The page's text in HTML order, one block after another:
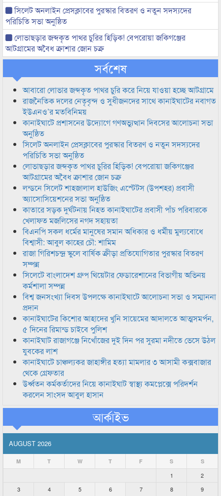
সিলেট অনলাইন প্রেসক্লাবের পুরস্কার বিতরণ ও নতুন সদস্যদের
পরিচিতি সভা অনুষ্ঠিত
লোভাছড়ার জব্দকৃত পাথর চুরির হিড়িক! বেপরোয়া জকিগঞ্জের
আটগ্রামের অবৈধ ক্রাশার জোন চক্র
সর্বশেষ
আবারো লোভার জব্দকৃত পাথর চুরি করে নিয়ে যাওয়া হচ্ছে আটগ্রামে
রাজনৈতিক দলের নেতৃবৃন্দ ও সুধীজনদের সাথে কানাইঘাটের নবাগত
ইউএনও’র মতবিনিময়
কানাইঘাটে প্রশাসনের উদ্যোগে গণঅভ্যুত্থান দিবসের আলোচনা সভা
অনুষ্ঠিত
সিলেট অনলাইন প্রেসক্লাবের পুরস্কার বিতরণ ও নতুন সদস্যদের
পরিচিতি সভা অনুষ্ঠিত
লোভাছড়ার জব্দকৃত পাথর চুরির হিড়িক! বেপরোয়া জকিগঞ্জের
আটগ্রামের অবৈধ ক্রাশার জোন চক্র
লন্ডনে সিলেট শাহজালাল হাউজিং এস্টেটস (উপশহর) প্রবাসী
অ্যাসোসিয়েশনের সভা অনুষ্ঠিত
কাতারে সড়ক দুর্ঘটনায় নিহত কানাইঘাটের প্রবাসী পাঁচ পরিবারকে
খেলাফত মজলিসের নগদ সহায়তা
বিএনপি সকল ধর্মের মানুষের সমান অধিকার ও ধর্মীয় মুল্যবোধে
বিশ্বাসী: আবুল কাহের চৌ: শামিম
রাজা গিরিশচন্দ্র স্কুলে বার্ষিক ক্রীড়া প্রতিযোগিতার পুরস্কার বিতরণ
সম্পন্ন
সিলেটে বাংলাদেশ গ্রুপ থিয়েটার ফেডারেশানের বিভাগীয় অভিনয়
কর্মশালা সম্পন্ন
বিশ্ব জনসংখ্যা দিবস উপলক্ষে কানাইঘাটে আলোচনা সভা ও সম্মাননা
প্রদান
কানাইঘাটের কিশোর আহাদের খুনি সায়েমের আদালতে আত্মসমর্পন,
৫ দিনের রিমান্ড চাইবে পুলিশ
কানাইঘাট রাজাগঞ্জে নিখোঁজের দুই দিন পর সুরমা নদীতে ভেসে উঠল
যুবকের লাশ
কানাইঘাটে চাঞ্চল্যকর জাহাঙ্গীর হত্যা মামলার ৩ আসামী কক্সবাজার
থেকে গ্রেফতার
উর্ধ্বতন কর্মকর্তাদের নিয়ে কানাইঘাট স্বাস্থ্য কমপ্লেক্সে পরিদর্শন
করলেন সাংসদ আবুল হাসান
আর্কাইভ
AUGUST 2026
M T W T F S S
1
2
3
4 5 6 7 8 9